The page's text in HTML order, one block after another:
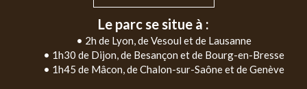
Le parc se situe à :
• 2h de Lyon, de Vesoul et de Lausanne
• 1h30 de Dijon, de Besançon et de Bourg-en-Bresse
• 1h45 de Mâcon, de Chalon-sur-Saône et de Genève